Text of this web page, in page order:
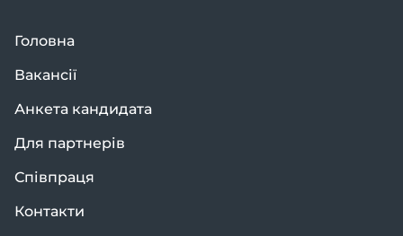
Головна
Вакансії
Анкета кандидата
Для партнерів
Співпраця
Контакти